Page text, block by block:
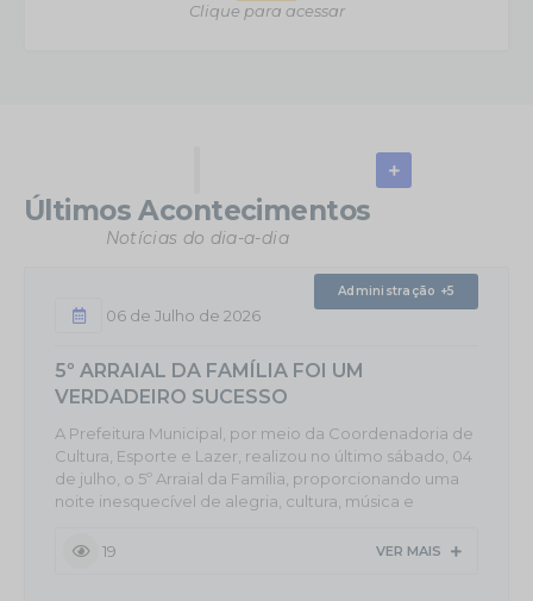
Clique para acessar
Últimos Acontecimentos
Notícias do dia-a-dia
5º ARRAIAL DA FAMÍLIA FOI UM
VERDADEIRO SUCESSO
06 de Julho de 2026
Administração +5
19
A Prefeitura Municipal, por meio da Coordenadoria de
Cultura, Esporte e Lazer, realizou no último sábado, 04
de julho, o 5º Arraial da Família, proporcionando uma
noite inesquecível de alegria, cultura, música e
público presente, o evento contou com o animado
VER MAIS